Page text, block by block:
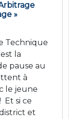
»
Technique
la
pause au
à
le jeune
Et si ce
et